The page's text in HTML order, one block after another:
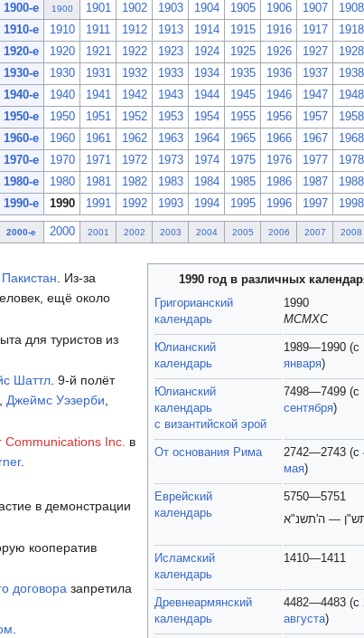
1900-е 1900 1901 1902 1903 1904 1905 1906 1907 1908
1910-е
1910 1911 1912 1913 1914 1915 1916 1917 1918
1920-е
1920 1921 1922 1923 1924 1925 1926 1927 1928
1930-е
1930 1931 1932 1933 1934 1935 1936 1937 1938
1940-е
1940 1941 1942 1943 1944 1945 1946 1947 1948
1950-е
1950 1951 1952 1953 1954 1955 1956 1957 1958
1960-е
1960 1961 1962 1963 1964 1965 1966 1967 1968
1970-е
1970 1971 1972 1973 1974 1975 1976 1977 1978
1980-е
1980 1981 1982 1983 1984 1985 1986 1987 1988
1990-е
1990 1991 1992 1993 1994 1995 1996 1997 1998
2000-е 2000 2001 2002 2003 2004 2005 2006 2007 2008
1990 год в различных
Григорианский
календарь
1990
MCMXC
Юлианский
календарь
1989—1990 (с
января)
Юлианский
календарь
с византийской эрой
7498—7499 (с
сентября)
От основания Рима 2742—2743 (с
мая)
Еврейский
календарь
5750—5751
— ה'תשנ"א
Исламский
календарь
1410—1411
Древнеармянский
календарь
4482—4483 (с
августа)
Пакистан. Из-за
ещё около
для туристов из
Шаттл. 9-й полёт
,Джеймс Уэзерби,
Communications Inc. в
.
в демонстрации
кооператив
договора запретила
.